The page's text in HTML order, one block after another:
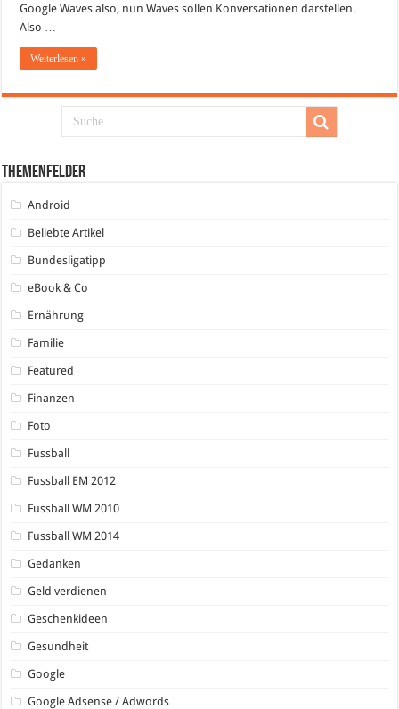
Google Waves also, nun Waves sollen Konversationen darstellen.
Also …
Weiterlesen »
Themenfelder
Android
Beliebte Artikel
Bundesligatipp
eBook & Co
Ernährung
Familie
Featured
Finanzen
Foto
Fussball
Fussball EM 2012
Fussball WM 2010
Fussball WM 2014
Gedanken
Geld verdienen
Geschenkideen
Gesundheit
Google
Google Adsense / Adwords